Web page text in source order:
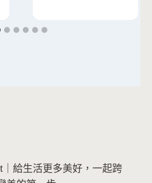
給生活更多美好，一起跨